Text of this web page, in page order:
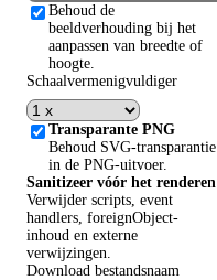
Behoud de
beeldverhouding bij het
aanpassen van breedte of
hoogte.
Schaalvermenigvuldiger
Transparante PNG
Behoud SVG-transparantie
in de PNG-uitvoer.
Sanitizeer vóór het renderen
Verwijder scripts, event
handlers, foreignObject-
inhoud en externe
verwijzingen.
Download bestandsnaam